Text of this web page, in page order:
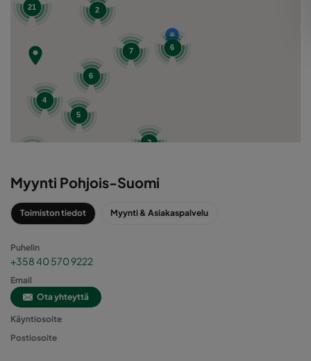
21
6
2
5
4
2
6
7
Myynti Pohjois-Suomi
Toimiston tiedot Myynti & Asiakaspalvelu
Puhelin
+358 40 570 9222
Email
Ota yhteyttä
Käyntiosoite
Postiosoite